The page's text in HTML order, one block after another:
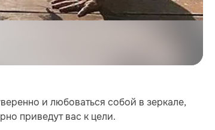
и любоваться собой в зеркале,
приведут вас к цели.